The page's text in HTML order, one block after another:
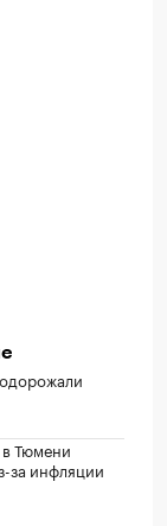
Тюмени
за инфляции